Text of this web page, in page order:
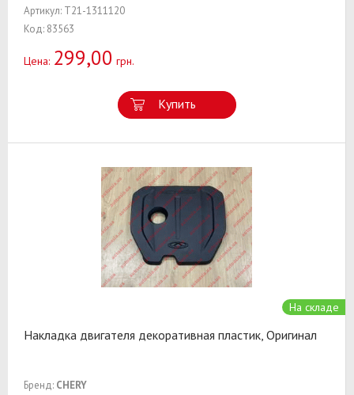
Артикул: T21-1311120
Код: 83563
Цена: 299,00 грн.
Купить
На складе
Накладка двигателя декоративная пластик, Оригинал
Бренд: CHERY